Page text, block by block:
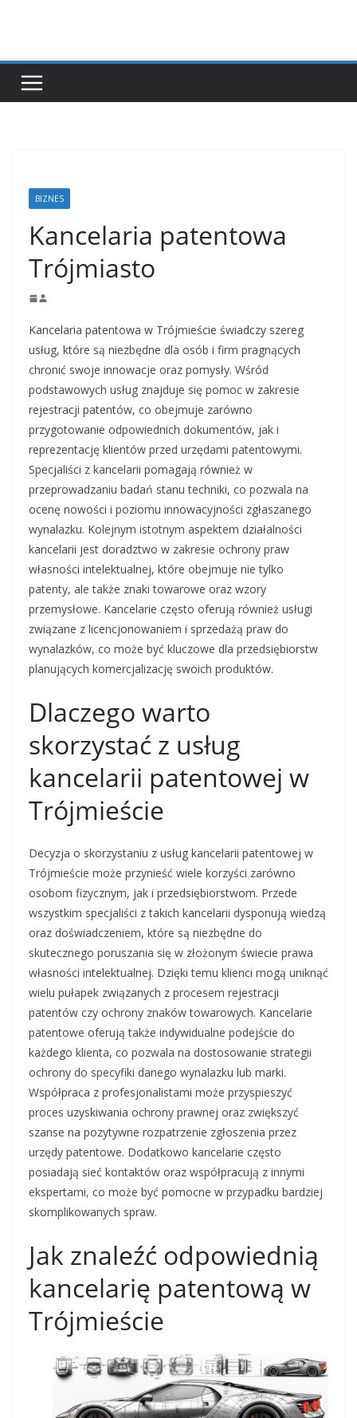
BIZNES
Kancelaria patentowa
Trójmiasto
Kancelaria patentowa w Trójmieście świadczy szereg
usług, które są niezbędne dla osób i firm pragnących
chronić swoje innowacje oraz pomysły. Wśród
podstawowych usług znajduje się pomoc w zakresie
rejestracji patentów, co obejmuje zarówno
przygotowanie odpowiednich dokumentów, jak i
reprezentację klientów przed urzędami patentowymi.
Specjaliści z kancelarii pomagają również w
przeprowadzaniu badań stanu techniki, co pozwala na
ocenę nowości i poziomu innowacyjności zgłaszanego
wynalazku. Kolejnym istotnym aspektem działalności
kancelarii jest doradztwo w zakresie ochrony praw
własności intelektualnej, które obejmuje nie tylko
patenty, ale także znaki towarowe oraz wzory
przemysłowe. Kancelarie często oferują również usługi
związane z licencjonowaniem i sprzedażą praw do
wynalazków, co może być kluczowe dla przedsiębiorstw
planujących komercjalizację swoich produktów.
Dlaczego warto
skorzystać z usług
kancelarii patentowej w
Trójmieście
Decyzja o skorzystaniu z usług kancelarii patentowej w
Trójmieście może przynieść wiele korzyści zarówno
osobom fizycznym, jak i przedsiębiorstwom. Przede
wszystkim specjaliści z takich kancelarii dysponują wiedzą
oraz doświadczeniem, które są niezbędne do
skutecznego poruszania się w złożonym świecie prawa
własności intelektualnej. Dzięki temu klienci mogą uniknąć
wielu pułapek związanych z procesem rejestracji
patentów czy ochrony znaków towarowych. Kancelarie
patentowe oferują także indywidualne podejście do
każdego klienta, co pozwala na dostosowanie strategii
ochrony do specyfiki danego wynalazku lub marki.
Współpraca z profesjonalistami może przyspieszyć
proces uzyskiwania ochrony prawnej oraz zwiększyć
szanse na pozytywne rozpatrzenie zgłoszenia przez
urzędy patentowe. Dodatkowo kancelarie często
posiadają sieć kontaktów oraz współpracują z innymi
ekspertami, co może być pomocne w przypadku bardziej
skomplikowanych spraw.
Jak znaleźć odpowiednią
kancelarię patentową w
Trójmieście